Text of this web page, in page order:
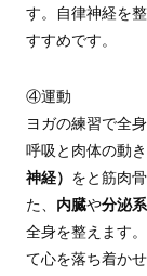
す。自律神経を整
すすめです。
④運動
ヨガの練習で全
呼吸と肉体の動
神経） をと筋肉
た、 内臓や分泌
全身を整えます
て心を落ち着か